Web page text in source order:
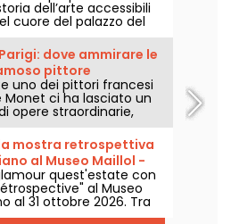
dell’arte accessibili
cuore del palazzo del
da settembre a giugno.
gratuite sono proposte
museo. Un modo per
storia dell’arte!
dove ammirare le
pittore
capitale?
uno dei pittori francesi
Monet ci ha lasciato un
opere straordinarie,
esposte nei musei di
mostra retrospettiva
al Museo Maillol -
quest'estate con
al Museo
al 31 ottobre 2026. Tra
di stampe, la mostra di